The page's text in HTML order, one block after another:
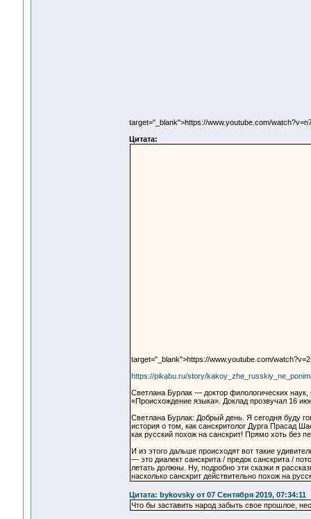
target="_blank">https://www.youtube.com/
Цитата:
target="_blank">https://www.youtube.com/
https://pikabu.ru/story/
Светлана Бурлак — доктор филологических
«Происхождение языка». Доклад прозвучал 16
Светлана Бурлак: Добрый день. Я сегодня буду
история о том, как санскритолог Дурга Прасад
как русский похож на санскрит! Прямо хоть без
И из этого дальше происходят вот такие
— это диалект санскрита / предок санскрита /
летать должны. Ну, подробно эти сказки я
насколько санскрит действительно похож на
Цитата: bykovsky от 07 Сентября 2019, 07:34:11
Что бы заставить народ забыть свое прошлое,